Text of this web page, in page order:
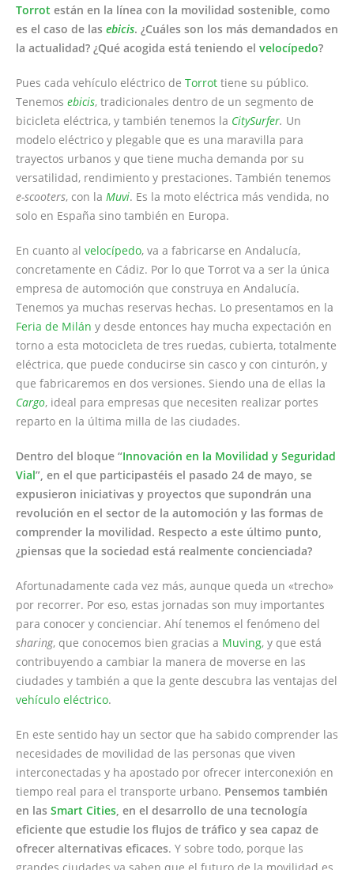
Torrot están en la línea con la movilidad sostenible, como
es el caso de las ebicis. ¿Cuáles son los más demandados en
la actualidad? ¿Qué acogida está teniendo el velocípedo?
Pues cada vehículo eléctrico de Torrot tiene su público.
Tenemos ebicis, tradicionales dentro de un segmento de
bicicleta eléctrica, y también tenemos la CitySurfer. Un
modelo eléctrico y plegable que es una maravilla para
trayectos urbanos y que tiene mucha demanda por su
versatilidad, rendimiento y prestaciones. También tenemos
e-scooters, con la Muvi. Es la moto eléctrica más vendida, no
solo en España sino también en Europa.
En cuanto al velocípedo, va a fabricarse en Andalucía,
concretamente en Cádiz. Por lo que Torrot va a ser la única
empresa de automoción que construya en Andalucía.
Tenemos ya muchas reservas hechas. Lo presentamos en la
Feria de Milán y desde entonces hay mucha expectación en
torno a esta motocicleta de tres ruedas, cubierta, totalmente
eléctrica, que puede conducirse sin casco y con cinturón, y
que fabricaremos en dos versiones. Siendo una de ellas la
Cargo, ideal para empresas que necesiten realizar portes
reparto en la última milla de las ciudades.
Dentro del bloque “Innovación en la Movilidad y Seguridad
Vial”, en el que participastéis el pasado 24 de mayo, se
expusieron iniciativas y proyectos que supondrán una
revolución en el sector de la automoción y las formas de
comprender la movilidad. Respecto a este último punto,
¿piensas que la sociedad está realmente concienciada?
Afortunadamente cada vez más, aunque queda un «trecho»
por recorrer. Por eso, estas jornadas son muy importantes
para conocer y concienciar. Ahí tenemos el fenómeno del
sharing, que conocemos bien gracias a Muving, y que está
contribuyendo a cambiar la manera de moverse en las
ciudades y también a que la gente descubra las ventajas del
vehículo eléctrico.
En este sentido hay un sector que ha sabido comprender las
necesidades de movilidad de las personas que viven
interconectadas y ha apostado por ofrecer interconexión en
tiempo real para el transporte urbano. Pensemos también
en las Smart Cities, en el desarrollo de una tecnología
eficiente que estudie los flujos de tráfico y sea capaz de
ofrecer alternativas eficaces. Y sobre todo, porque las